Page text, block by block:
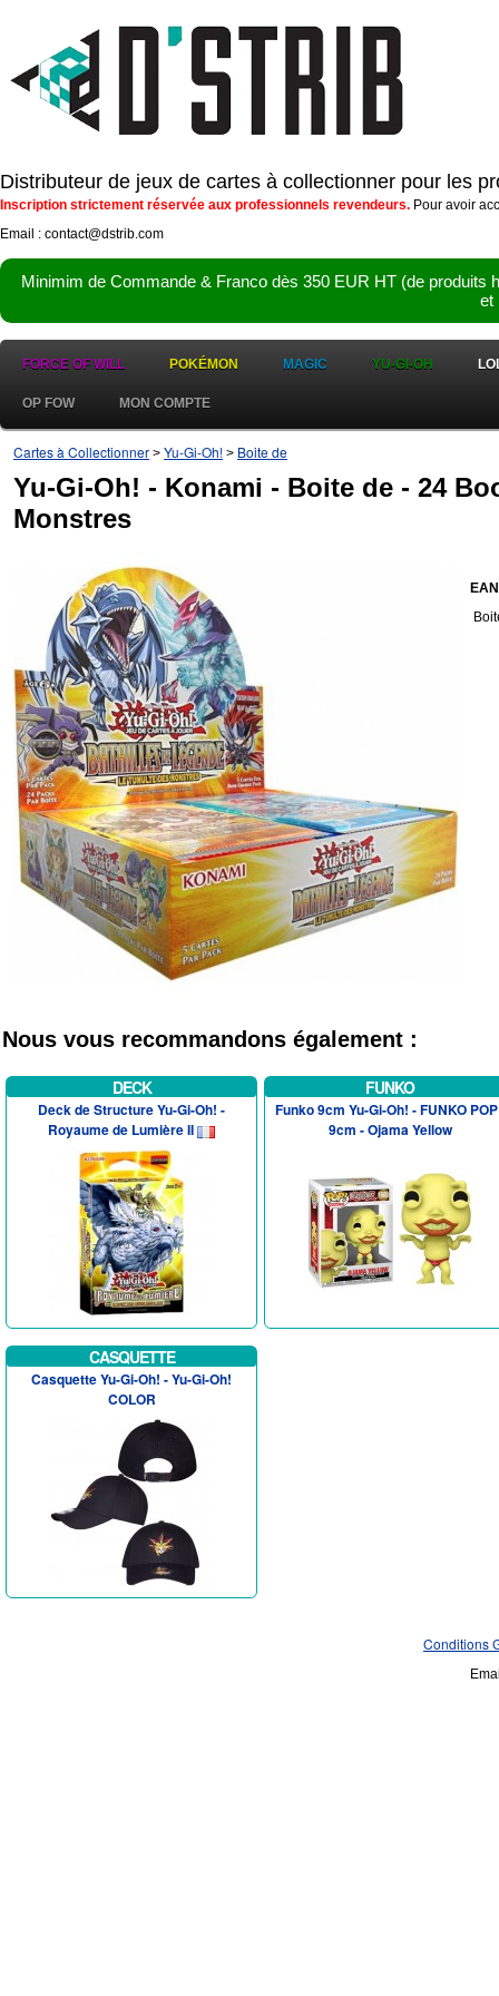
Distributeur de jeux de cartes à collectionner pour les
Inscription strictement réservée aux professionnels revendeurs. Pour avoir
Email : contact@dstrib.com
Minimim de Commande & Franco dès 350 EUR HT (de
et
FORCE OF WILL POKÉMON MAGIC YU-GI-OH
OP FOW MON COMPTE
Cartes à Collectionner > Yu-Gi-Oh! > Boite de
Yu-Gi-Oh! - Konami - Boite de - 24
Monstres
Nous vous recommandons également :
DECK
Deck de Structure Yu-Gi-Oh! -
Royaume de Lumière II
FUNKO
Funko 9cm Yu-Gi-Oh! - FUNKO
9cm - Ojama Yellow
CASQUETTE
Casquette Yu-Gi-Oh! - Yu-Gi-Oh!
COLOR
Conditions